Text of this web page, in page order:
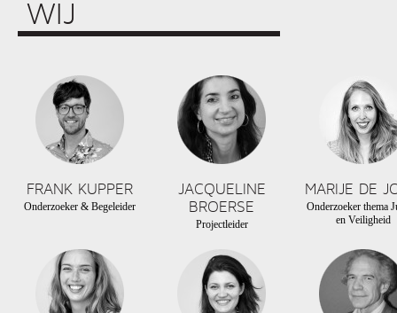
WIJ
FRANK KUPPER
Onderzoeker & Begeleider
JACQUELINE
BROERSE
Projectleider
MARIJE DE
Onderzoeker thema
en Veiligheid